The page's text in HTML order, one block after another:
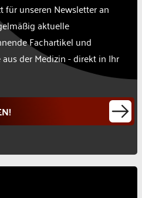
für unseren Newsletter an
aktuelle
Fachartikel und
der Medizin - direkt in Ihr